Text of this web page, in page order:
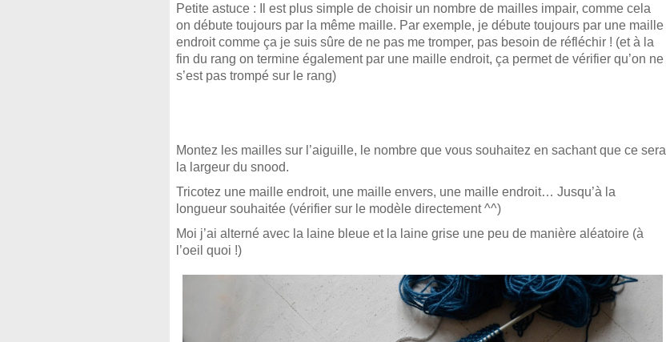
Petite astuce : Il est plus simple de choisir un nombre de mailles impair, comme cela
on débute toujours par la même maille. Par exemple, je débute toujours par une maille
endroit comme ça je suis sûre de ne pas me tromper, pas besoin de réfléchir ! (et à la
fin du rang on termine également par une maille endroit, ça permet de vérifier qu’on ne
s’est pas trompé sur le rang)
Montez les mailles sur l’aiguille, le nombre que vous souhaitez en sachant que ce sera
la largeur du snood.
Tricotez une maille endroit, une maille envers, une maille endroit… Jusqu’à la
longueur souhaitée (vérifier sur le modèle directement ^^)
Moi j’ai alterné avec la laine bleue et la laine grise une peu de manière aléatoire (à
l’oeil quoi !)